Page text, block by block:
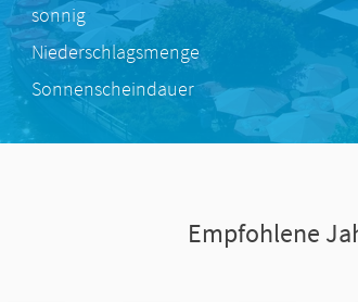
sonnig
Niederschlagsmenge
Sonnenscheindauer
Empfohlene